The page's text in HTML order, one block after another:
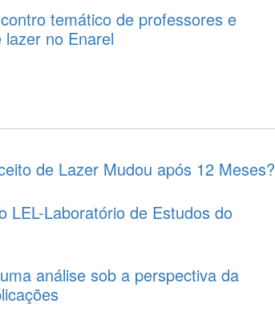
temático de professores e
no Enarel
de Lazer Mudou após 12 Meses?
LEL-Laboratório de Estudos do
análise sob a perspectiva da